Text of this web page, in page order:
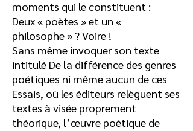
moments qui le constituent :
Deux « poètes » et un «
philosophe » ? Voire !
Sans même invoquer son texte
intitulé De la différence des genres
poétiques ni même aucun de ces
Essais, où les éditeurs relèguent ses
textes à visée proprement
théorique, l’œuvre poétique de